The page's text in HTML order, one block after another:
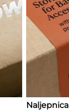
Naljepnica